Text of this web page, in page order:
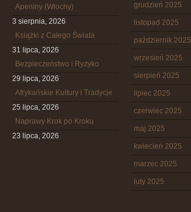
Apeniny (Włochy)
3 sierpnia, 2026
Książki z Całego Świata
31 lipca, 2026
Bezpieczeństwo i Ryzyko
29 lipca, 2026
Afrykańskie Kultury i Tradycje
25 lipca, 2026
Naprawy Krok po Kroku
23 lipca, 2026
grudzień 2025
listopad 2025
październik 2025
wrzesień 2025
sierpień 2025
lipiec 2025
czerwiec 2025
maj 2025
kwiecień 2025
marzec 2025
luty 2025